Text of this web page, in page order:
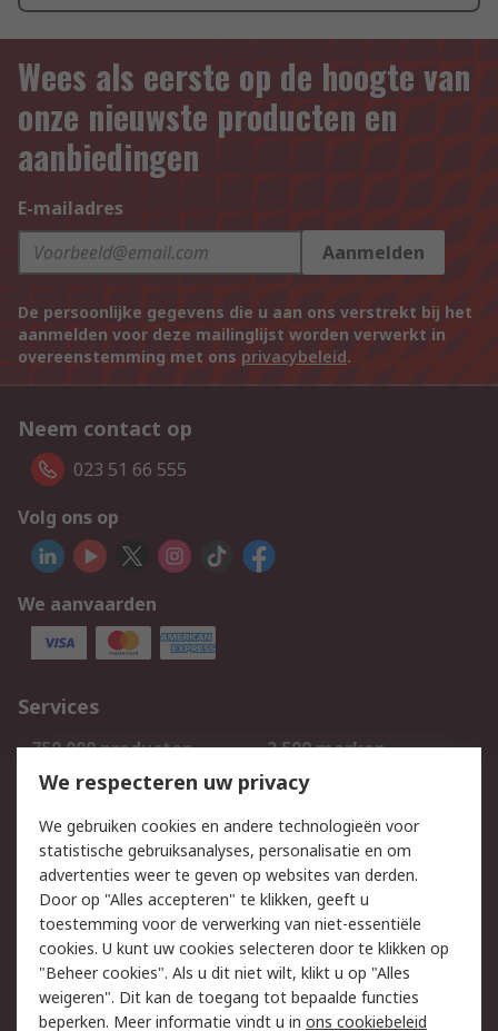
Wees als eerste op de hoogte van
onze nieuwste producten en
aanbiedingen
E-mailadres
Aanmelden
De persoonlijke gegevens die u aan ons verstrekt bij het
aanmelden voor deze mailinglijst worden verwerkt in
overeenstemming met ons privacybeleid.
Neem contact op
023 51 66 555
Volg ons op
We aanvaarden
Services
750.000 producten
2.500 merken
Bestellen
Inkoopoplossingen
Track & Trace
Wettelijk
Cookiebeleid
Email veiligheid
Privacybeleid
Websitevoorwaarden
Algemene
We respecteren uw privacy
We gebruiken cookies en andere technologieën voor
statistische gebruiksanalyses, personalisatie en om
advertenties weer te geven op websites van derden.
Door op "Alles accepteren" te klikken, geeft u
toestemming voor de verwerking van niet-essentiële
cookies. U kunt uw cookies selecteren door te klikken op
"Beheer cookies". Als u dit niet wilt, klikt u op "Alles
weigeren". Dit kan de toegang tot bepaalde functies
beperken. Meer informatie vindt u in ons cookiebeleid